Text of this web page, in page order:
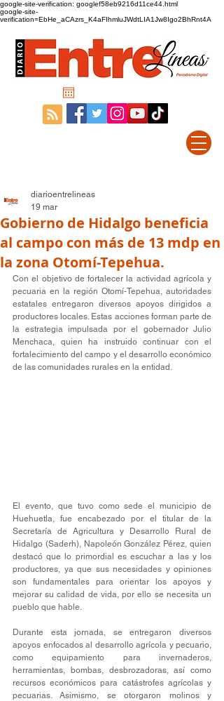
google-site-verification: googlef58eb9216d11ce44.html
google-site-
verification=EbHe_aCAzrs_K4aFIhmluJWdtLIA1Jw8Igo2BhRnt4A
Gobierno de Hidalgo beneficia
al campo con más de 13 mdp en
la zona Otomí-Tepehua.
diarioentrelineas
19 mar
Con el objetivo de fortalecer la actividad agrícola y
pecuaria en la región Otomí-Tepehua, autoridades
estatales entregaron diversos apoyos dirigidos a
productores locales. Estas acciones forman parte de
la estrategia impulsada por el gobernador Julio
Menchaca, quien ha instruido continuar con el
fortalecimiento del campo y el desarrollo económico
de las comunidades rurales en la entidad.
El evento, que tuvo como sede el municipio de
Huehuetla, fue encabezado por el titular de la
Secretaría de Agricultura y Desarrollo Rural de
Hidalgo (Saderh), Napoleón González Pérez, quien
destacó que lo primordial es escuchar a las y los
productores, ya que sus necesidades y opiniones
son fundamentales para orientar los apoyos y
mejorar su calidad de vida, por ello se necesita un
pueblo que hable.
Durante esta jornada, se entregaron diversos
apoyos enfocados al desarrollo agrícola y pecuario,
como equipamiento para invernaderos,
herramientas, bombas, desbrozadoras, así como
recursos económicos para catástrofes agrícolas y
pecuarias. Asimismo, se otorgaron molinos y